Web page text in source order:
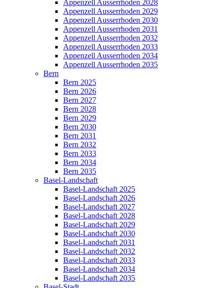
Appenzell Ausserrhoden 2028
Appenzell Ausserrhoden 2029
Appenzell Ausserrhoden 2030
Appenzell Ausserrhoden 2031
Appenzell Ausserrhoden 2032
Appenzell Ausserrhoden 2033
Appenzell Ausserrhoden 2034
Appenzell Ausserrhoden 2035
Bern
Bern 2025
Bern 2026
Bern 2027
Bern 2028
Bern 2029
Bern 2030
Bern 2031
Bern 2032
Bern 2033
Bern 2034
Bern 2035
Basel-Landschaft
Basel-Landschaft 2025
Basel-Landschaft 2026
Basel-Landschaft 2027
Basel-Landschaft 2028
Basel-Landschaft 2029
Basel-Landschaft 2030
Basel-Landschaft 2031
Basel-Landschaft 2032
Basel-Landschaft 2033
Basel-Landschaft 2034
Basel-Landschaft 2035